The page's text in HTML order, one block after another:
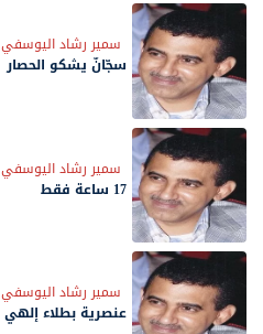
سمير رشاد اليوسفي
سجّانٌ يشكو الحصار
سمير رشاد اليوسفي
17 ساعة فقط
سمير رشاد اليوسفي
عنصرية بطلاء إلهي